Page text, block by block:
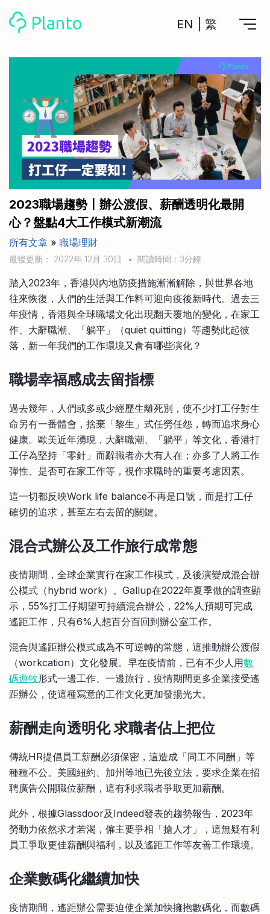
EN 繁
計劃買樓
計劃買樓第一步
全功能記賬
管理及分析所有戶口
管理MPF戶口
一次過管理所有強積金戶口
申請清卡數/私人貸款
CreFIT x Planto推廣優惠
工具
私人貸款
年利率/APR/年息比較
投資戶口 (美股)
比較最抵美股投資戶口
投資戶口 (港股)
比較最抵港股投資戶口
投資加密貨幣
比較最抵Crypto交易所
月供股票計劃
比較最抵月供計劃戶口
比較定存利率
信用卡
比較各種最優惠信用卡
關於我們
Academy
Marketplace
其他網站
手機App與理財資訊
商業解決方案
2023職場趨勢〡辦公渡假、薪酬透明化最開
心？盤點4大工作模式新潮流
所有文章 » 職場理財
最後更新： 2022年 12月 30日 • 閱讀時間：3分鐘
踏入2023年，香港與內地防疫措施漸漸解除，與世界各地
往來恢復，人們的生活與工作料可迎向疫後新時代。過去三
年疫情，香港與全球職場文化出現翻天覆地的變化，在家工
作、大辭職潮、「躺平」（quiet quitting）等趨勢此起彼
落，新一年我們的工作環境又會有哪些演化？
職場幸福感成去留指標
過去幾年，人們或多或少經歷生離死別，使不少打工仔對生
命另有一番體會，捨棄「黎生」式任勞任怨，轉而追求身心
健康。歐美近年湧現，大辭職潮、「躺平」等文化，香港打
工仔為堅持「零針」而辭職者亦大有人在；亦多了人將工作
彈性、是否可在家工作等，視作求職時的重要考慮因素。
這一切都反映Work life balance不再是口號，而是打工仔
確切的追求，甚至左右去留的關鍵。
混合式辦公及工作旅行成常態
疫情期間，全球企業實行在家工作模式，及後演變成混合辦
公模式（hybrid work）。Gallup在2022年夏季做的調查顯
示，55%打工仔期望可持續混合辦公，22%人預期可完成
遙距工作，只有6%人想百分百回到辦公室工作。
混合與遙距辦公模式成為不可逆轉的常態，這推動辦公渡假
（workcation）文化發展。早在疫情前，已有不少人用數
碼遊牧形式一邊工作、一邊旅行，疫情期間更多企業接受遙
距辦公，使這種寫意的工作文化更加發揚光大。
薪酬走向透明化 求職者佔上把位
傳統HR提倡員工薪酬必須保密，這造成「同工不同酬」等
種種不公。美國紐約、加州等地已先後立法，要求企業在招
聘廣告公開職位薪酬，這有利求職者爭取更加薪酬。
此外，根據Glassdoor及Indeed發表的趨勢報告，2023年
勞動力依然求才若渴，僱主要爭相「搶人才」，這無疑有利
員工爭取更佳薪酬與福利，以及遙距工作等友善工作環境。
企業數碼化繼續加快
疫情期間，遙距辦公需要迫使企業加快擁抱數碼化，而數碼